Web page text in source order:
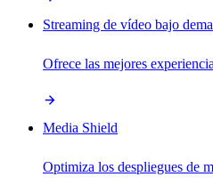
Streaming de vídeo bajo
Ofrece las mejores
Media Shield
Optimiza los despliegues de